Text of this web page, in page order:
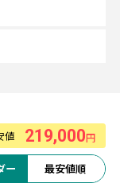
！》
値 219,000円
ー 最安値順